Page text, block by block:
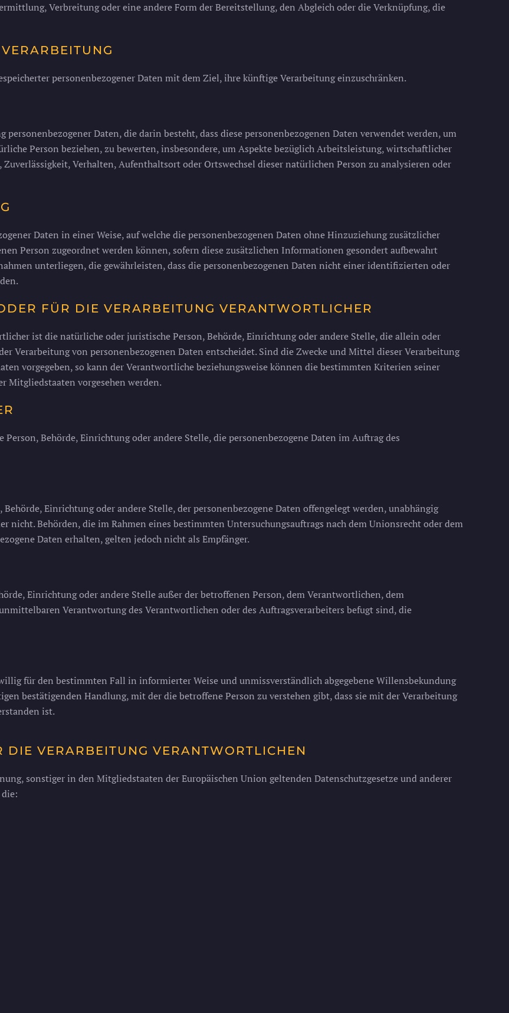
Verbreitung oder eine andere Form der Bereitstellung, den Abgleich oder die Verknüpfung, die
personenbezogener Daten mit dem Ziel, ihre künftige Verarbeitung einzuschränken.
Daten, die darin besteht, dass diese personenbezogenen Daten verwendet werden, um
Person beziehen, zu bewerten, insbesondere, um Aspekte bezüglich Arbeitsleistung, wirtschaftlicher
Verhalten, Aufenthaltsort oder Ortswechsel dieser natürlichen Person zu analysieren oder
Daten in einer Weise, auf welche die personenbezogenen Daten ohne Hinzuziehung zusätzlicher
Person zugeordnet werden können, sofern diese zusätzlichen Informationen gesondert aufbewahrt
unterliegen, die gewährleisten, dass die personenbezogenen Daten nicht einer identifizierten oder
FÜR DIE VERARBEITUNG VERANTWORTLICHER
ist die natürliche oder juristische Person, Behörde, Einrichtung oder andere Stelle, die allein oder
Verarbeitung von personenbezogenen Daten entscheidet. Sind die Zwecke und Mittel dieser Verarbeitung
vorgegeben, so kann der Verantwortliche beziehungsweise können die bestimmten Kriterien seiner
Mitgliedstaaten vorgesehen werden.
Behörde, Einrichtung oder andere Stelle, die personenbezogene Daten im Auftrag des
Einrichtung oder andere Stelle, der personenbezogene Daten offengelegt werden, unabhängig
nicht. Behörden, die im Rahmen eines bestimmten Untersuchungsauftrags nach dem Unionsrecht oder dem
Daten erhalten, gelten jedoch nicht als Empfänger.
Einrichtung oder andere Stelle außer der betroffenen Person, dem Verantwortlichen, dem
Verantwortung des Verantwortlichen oder des Auftragsverarbeiters befugt sind, die
für den bestimmten Fall in informierter Weise und unmissverständlich abgegebene Willensbekundung
bestätigenden Handlung, mit der die betroffene Person zu verstehen gibt, dass sie mit der Verarbeitung
ist.
VERARBEITUNG VERANTWORTLICHEN
sonstiger in den Mitgliedstaaten der Europäischen Union geltenden Datenschutzgesetze und anderer